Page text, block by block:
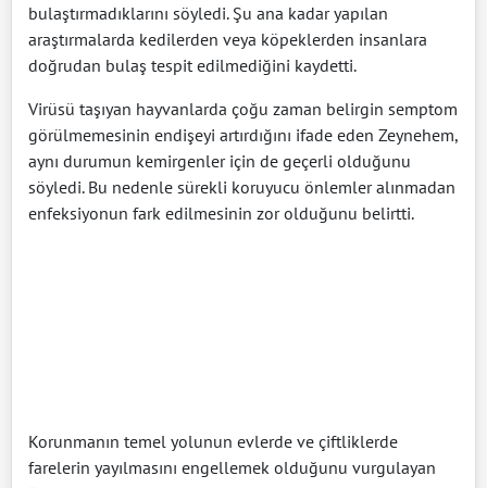
bulaştırmadıklarını söyledi. Şu ana kadar yapılan
araştırmalarda kedilerden veya köpeklerden insanlara
doğrudan bulaş tespit edilmediğini kaydetti.
Virüsü taşıyan hayvanlarda çoğu zaman belirgin semptom
görülmemesinin endişeyi artırdığını ifade eden Zeynehem,
aynı durumun kemirgenler için de geçerli olduğunu
söyledi. Bu nedenle sürekli koruyucu önlemler alınmadan
enfeksiyonun fark edilmesinin zor olduğunu belirtti.
Korunmanın temel yolunun evlerde ve çiftliklerde
farelerin yayılmasını engellemek olduğunu vurgulayan